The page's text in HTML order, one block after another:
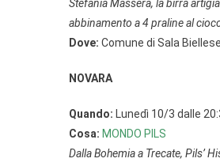
Stefania Massera, la birra
abbinamento a 4 praline al
Dove: Comune di Sala
NOVARA
Quando: Lunedì 10/3 dalle
Cosa: MONDO PILS
Dalla Bohemia a Trecate, Pils’